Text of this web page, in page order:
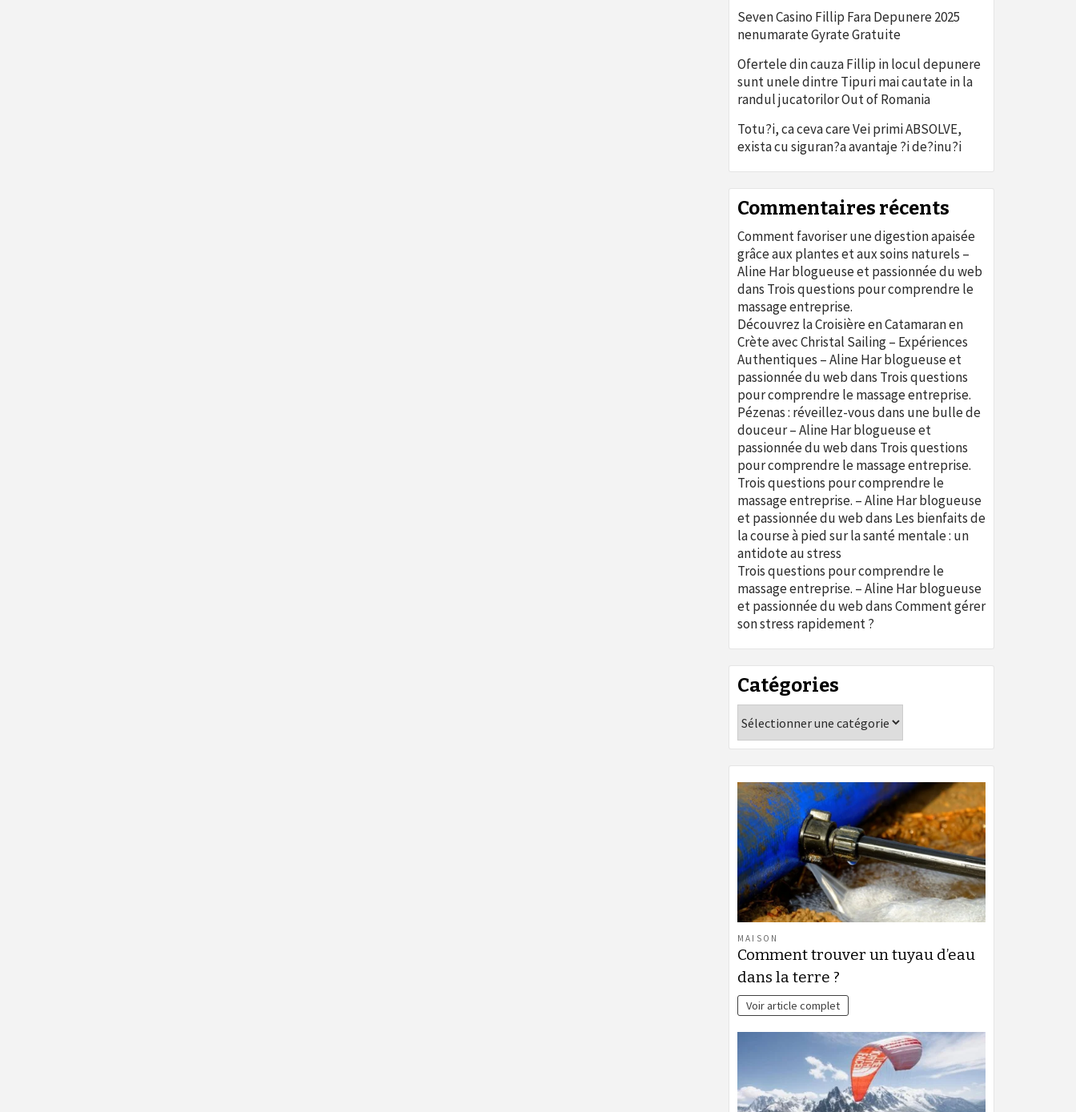
Seven Casino Fillip Fara Depunere 2025
nenumarate Gyrate Gratuite
Ofertele din cauza Fillip in locul depunere
sunt unele dintre Tipuri mai cautate in la
randul jucatorilor Out of Romania
Totu?i, ca ceva care Vei primi ABSOLVE,
exista cu siguran?a avantaje ?i de?inu?i
Commentaires récents
Comment favoriser une digestion apaisée
grâce aux plantes et aux soins naturels –
Aline Har blogueuse et passionnée du web
dans Trois questions pour comprendre le
massage entreprise.
Découvrez la Croisière en Catamaran en
Crète avec Christal Sailing – Expériences
Authentiques – Aline Har blogueuse et
passionnée du webdans Trois questions
pour comprendre le massage entreprise.
Pézenas : réveillez-vous dans une bulle de
douceur – Aline Har blogueuse et
passionnée du webdans Trois questions
pour comprendre le massage entreprise.
Trois questions pour comprendre le
massage entreprise. – Aline Har blogueuse
et passionnée du webdans Les bienfaits de
la course à pied sur la santé mentale : un
antidote au stress
Trois questions pour comprendre le
massage entreprise. – Aline Har blogueuse
et passionnée du webdansComment gérer
son stress rapidement ?
Catégories
MAISON
Comment trouver un tuyau d’eau
dans la terre ?
Voir article complet